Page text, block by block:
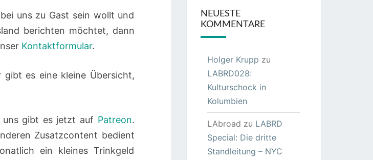
uns zu Gast sein wollt und
berichten möchtet, dann
Kontaktformular.
gibt es eine kleine Übersicht,
uns gibt es jetzt auf Patreon.
Zusatzcontent bedient
ein kleines Trinkgeld
NEUESTE
KOMMENTARE
Holger Krupp zu
LABRD028:
Kulturschock in
Kolumbien
LAbroad zu LABRD
Special: Die dritte
Standleitung – NYC